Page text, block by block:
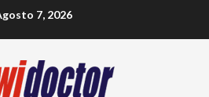
7, 2026